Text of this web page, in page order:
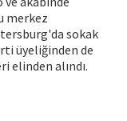
merkez
sokak
üyeliğinden de
elinden alındı.